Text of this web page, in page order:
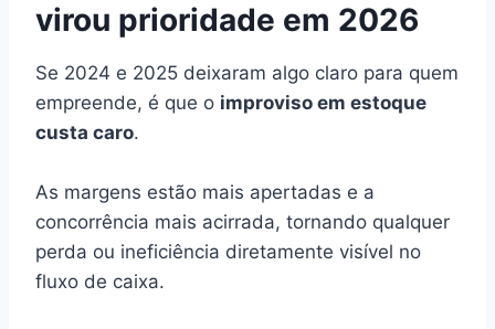
virou prioridade em 2026
Se 2024 e 2025 deixaram algo claro para quem
empreende, é que o improviso em estoque
custa caro.
As margens estão mais apertadas e a
concorrência mais acirrada, tornando qualquer
perda ou ineficiência diretamente visível no
fluxo de caixa.